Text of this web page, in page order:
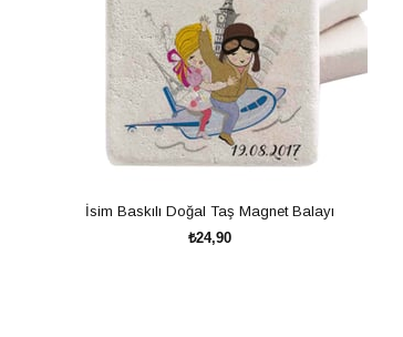
İsim Baskılı Doğal Taş Magnet Balayı
₺24,90